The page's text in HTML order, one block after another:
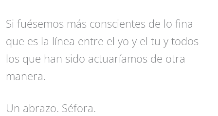
Si fuésemos más conscientes de lo fina
que es la línea entre el yo y el tu y todos
los que han sido actuaríamos de otra
manera.
Un abrazo. Séfora.